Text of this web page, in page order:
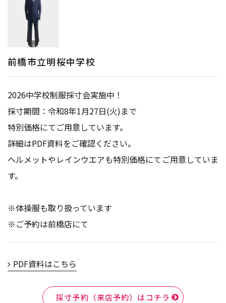
前橋市立明桜中学校
2026中学校制服採寸会実施中！
採寸期間：令和8年1月27日(火)まで
特別価格にてご用意しています。
詳細はPDF資料をご確認ください。
ヘルメットやレインウエアも特別価格にてご用意していま
す。
※体操服も取り扱っています
※ご予約は前橋店にて
PDF資料はこちら
採寸予約（来店予約）はコチラ